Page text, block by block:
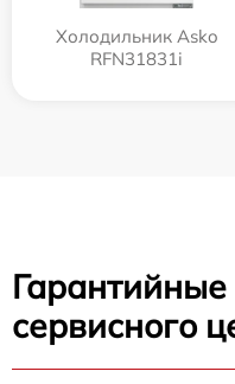
Холодильник Asko
RFN31831i
Гарантийные
сервисного